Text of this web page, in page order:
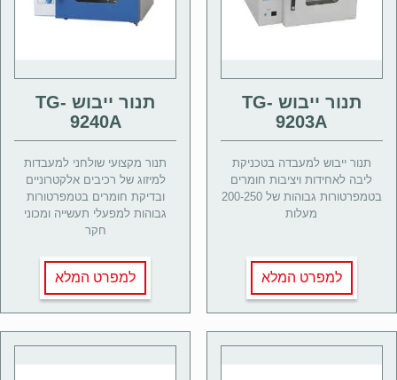
תנור ייבוש TG-
9203A
תנור ייבוש למעבדה בטכניקת
ליבה לאחידות ויציבות חומרים
בטמפרטורות גבוהות של 200-250
מעלות
למפרט המלא
תנור ייבוש TG-
9240A
תנור מקצועי שולחני למעבדות
למיזוג של רכיבים אלקטרוניים
ובדיקת חומרים בטמפרטורות
גבוהות למפעלי תעשייה ומכוני
חקר
למפרט המלא